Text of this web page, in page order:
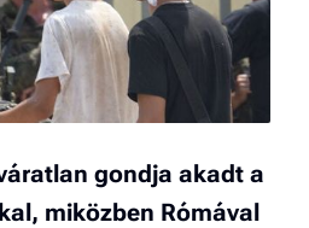
gondja akadt a
miközben Rómával